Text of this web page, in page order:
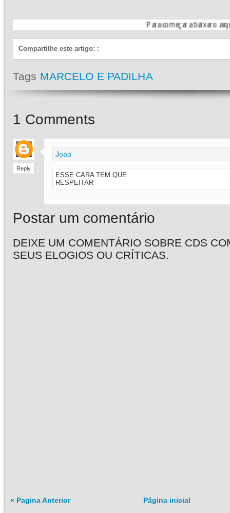
Para começar a baixar o arquivo,
Compartilhe este artigo: :
Tags MARCELO E PADILHA
1 Comments
Reply
Joao
ESSE CARA TEM QUE
RESPEITAR
Postar um comentário
DEIXE UM COMENTÁRIO SOBRE CDS
SEUS ELOGIOS OU CRÍTICAS.
« Pagina Anterior Página inicial